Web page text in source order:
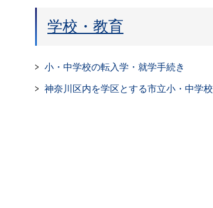
学校・教育
小・中学校の転入学・就学手続き
神奈川区内を学区とする市立小・中学校